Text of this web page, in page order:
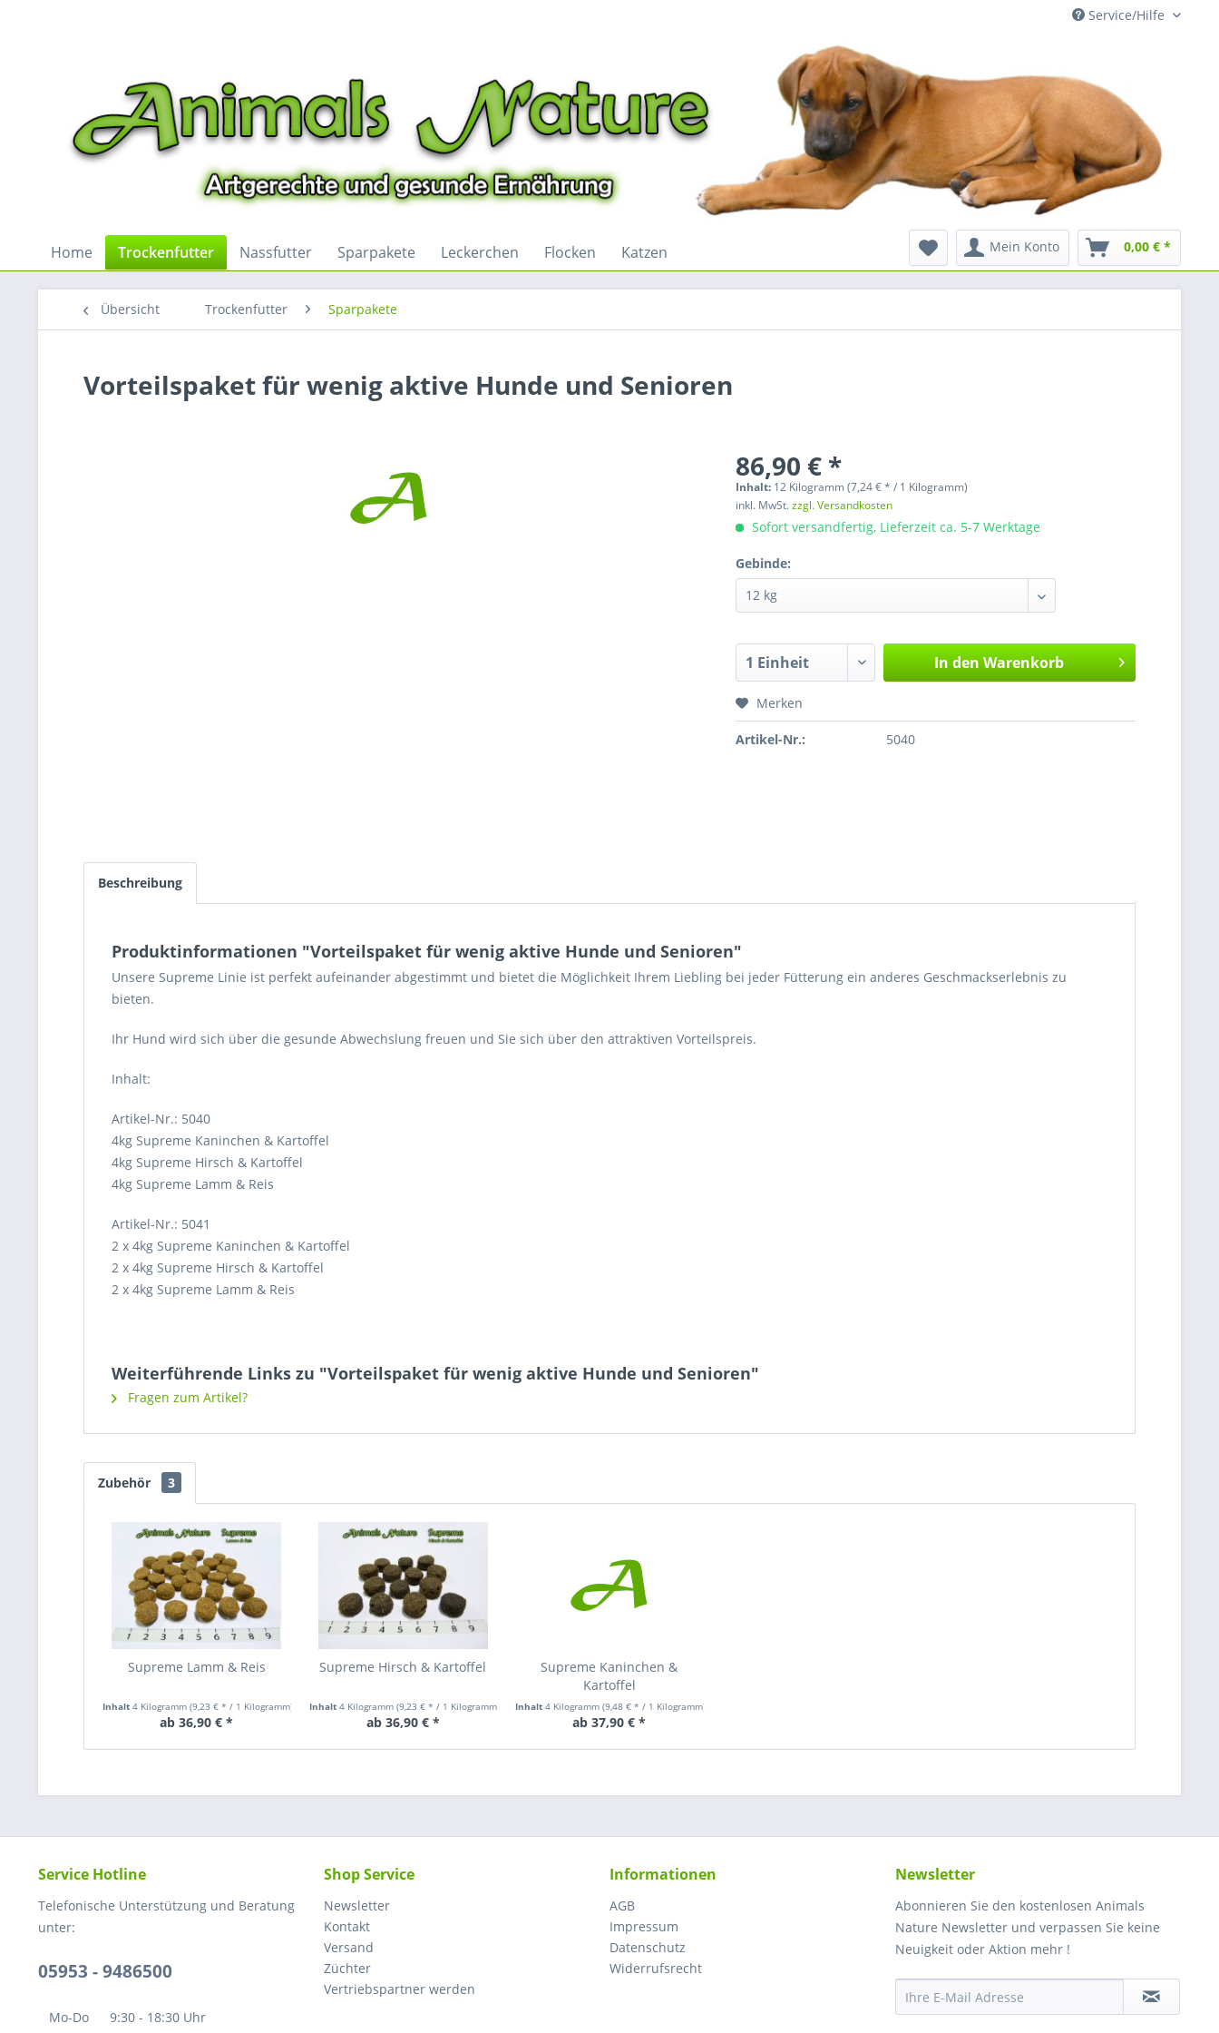
Service/Hilfe
Home Trockenfutter Nassfutter Sparpakete Leckerchen Flocken Katzen Mein Konto 0,00 € *
Übersicht Trockenfutter Sparpakete
Vorteilspaket für wenig aktive Hunde und Senioren
86,90 € *
Inhalt: 12 Kilogramm (7,24 € * / 1 Kilogramm)
inkl. MwSt.zzgl. Versandkosten
Sofort versandfertig, Lieferzeit ca. 5-7 Werktage
Gebinde:
In den Warenkorb
Merken
Artikel-Nr.: 5040
Beschreibung
Produktinformationen "Vorteilspaket für wenig aktive Hunde und Senioren"
Unsere Supreme Linie ist perfekt aufeinander abgestimmt und bietet die Möglichkeit Ihrem Liebling bei jeder Fütterung ein anderes Geschmackserlebnis zu
bieten.
Ihr Hund wird sich über die gesunde Abwechslung freuen und Sie sich über den attraktiven Vorteilspreis.
Inhalt:
Artikel-Nr.: 5040
4kg Supreme Kaninchen & Kartoffel
4kg Supreme Hirsch & Kartoffel
4kg Supreme Lamm & Reis
Artikel-Nr.: 5041
2 x 4kg Supreme Kaninchen & Kartoffel
2 x 4kg Supreme Hirsch & Kartoffel
2 x 4kg Supreme Lamm & Reis
Weiterführende Links zu "Vorteilspaket für wenig aktive Hunde und Senioren"
Fragen zum Artikel?
Zubehör 3
Supreme Lamm & Reis
Inhalt 4 Kilogramm (9,23 € * / 1 Kilogramm)
ab 36,90 € *
Supreme Hirsch & Kartoffel
Inhalt 4 Kilogramm (9,23 € * / 1 Kilogramm)
ab 36,90 € *
Supreme Kaninchen &
Kartoffel
Inhalt4 Kilogramm(9,48 € * / 1 Kilogramm)
ab 37,90 € *
Service Hotline
Telefonische Unterstützung und Beratung
unter:
05953 - 9486500
Mo-Do 9:30 - 18:30 Uhr
Shop Service
Newsletter
Kontakt
Versand
Züchter
Vertriebspartner werden
Informationen
AGB
Impressum
Datenschutz
Widerrufsrecht
Newsletter
Abonnieren Sie den kostenlosen Animals
Nature Newsletter und verpassen Sie keine
Neuigkeit oder Aktion mehr !